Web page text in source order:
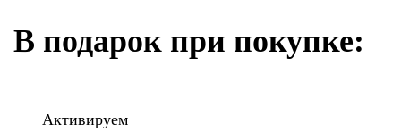
В подарок при покупке:
Активируем